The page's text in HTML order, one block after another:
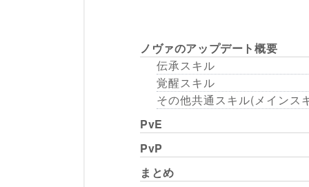
ノヴァのアップデート概要
伝承スキル
覚醒スキル
その他共通スキル(メインス
PvE
PvP
まとめ